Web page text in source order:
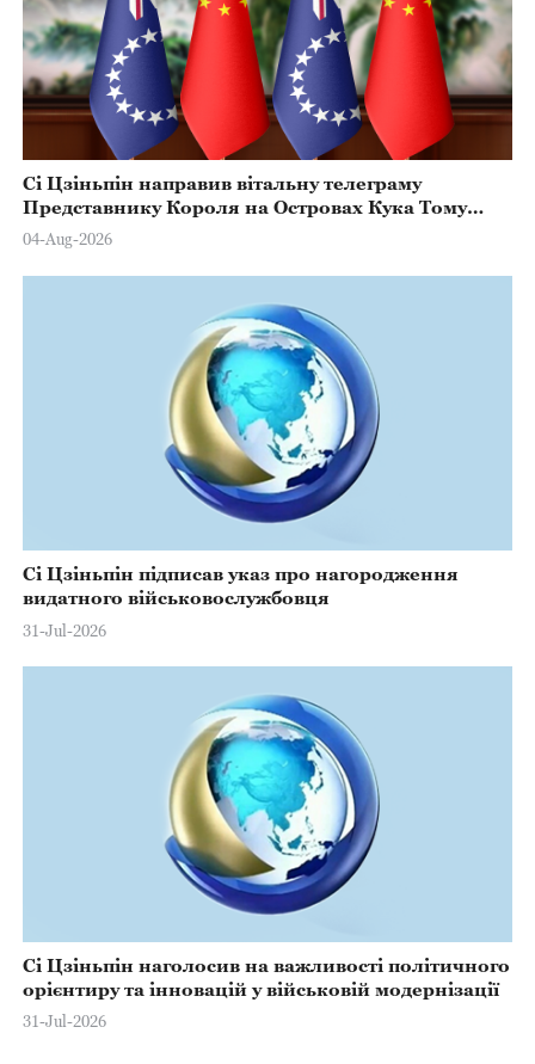
Сі Цзіньпін направив вітальну телеграму
Представнику Короля на Островах Кука Тому
Марстерсу з нагоди Дня Конституції
04-Aug-2026
Сі Цзіньпін підписав указ про нагородження
видатного військовослужбовця
31-Jul-2026
Сі Цзіньпін наголосив на важливості політичного
орієнтиру та інновацій у військовій модернізації
31-Jul-2026